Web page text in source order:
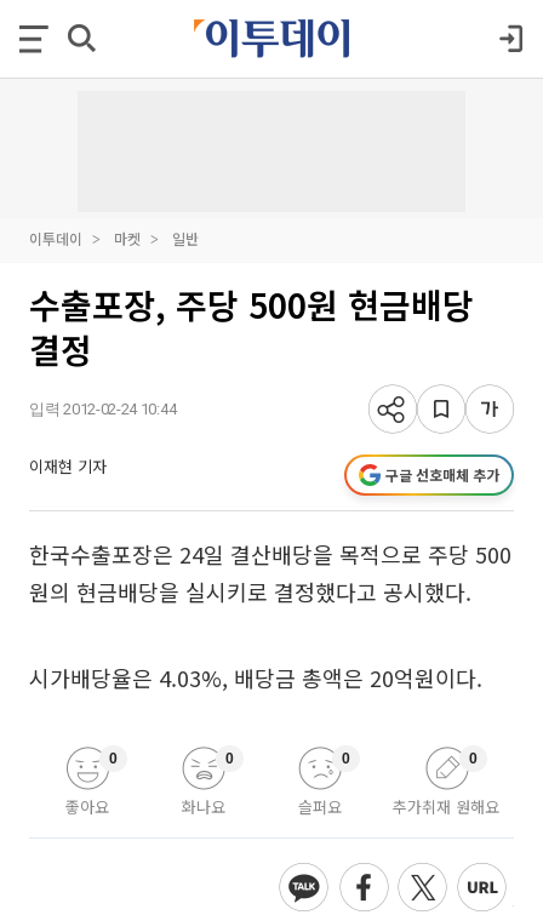
이투데이 마켓 일반
수출포장, 주당 500원 현금배당
결정
입력 2012-02-24 10:44
이재현 기자 구글 선호매체 추가
한국수출포장은 24일 결산배당을 목적으로 주당 500
원의 현금배당을 실시키로 결정했다고 공시했다.
시가배당율은 4.03%, 배당금 총액은 20억원이다.
좋아요
0
화나요
0
슬퍼요
0
추가취재 원해요
0